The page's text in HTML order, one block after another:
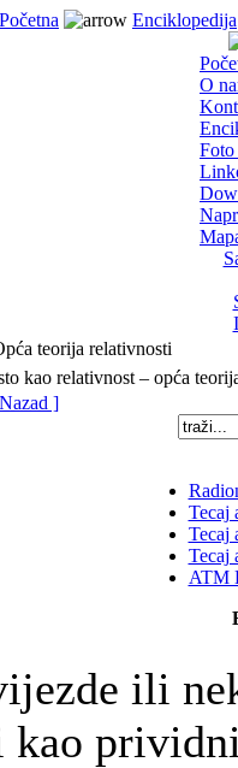
Početna Enciklopedija
O
Foto
teorija relativnosti
kao relativnost – opća
]
Tecaj
Tecaj
Tecaj
ATM
ili
kao